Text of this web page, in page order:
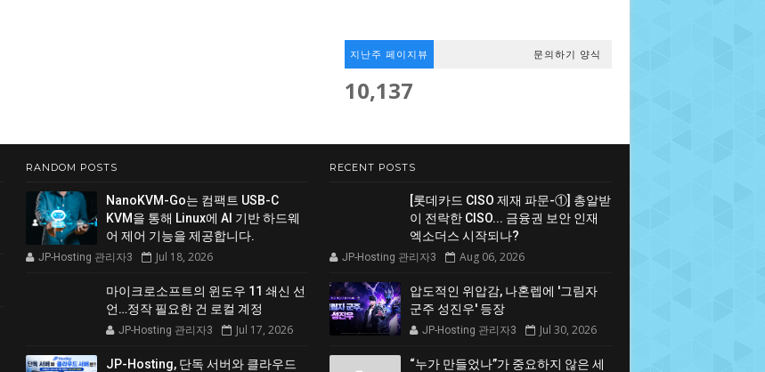
지난주 페이지뷰 문의하기 양식
10,137
RANDOM POSTS
NanoKVM-Go는 컴팩트 USB-C
KVM을 통해 Linux에 AI 기반 하드웨
어 제어 기능을 제공합니다.
JP-Hosting 관리자3 Jul 18, 2026
마이크로소프트의 윈도우 11 쇄신 선
언…정작 필요한 건 로컬 계정
JP-Hosting 관리자3 Jul 17, 2026
JP-Hosting, 단독 서버와 클라우드
RECENT POSTS
[롯데카드 CISO 제재 파문-①] 총알받
이 전락한 CISO... 금융권 보안 인재
엑소더스 시작되나?
JP-Hosting 관리자3 Aug 06, 2026
압도적인 위압감, 나혼렙에 '그림자
군주 성진우' 등장
JP-Hosting 관리자3 Jul 30, 2026
“누가 만들었나”가 중요하지 않은 세